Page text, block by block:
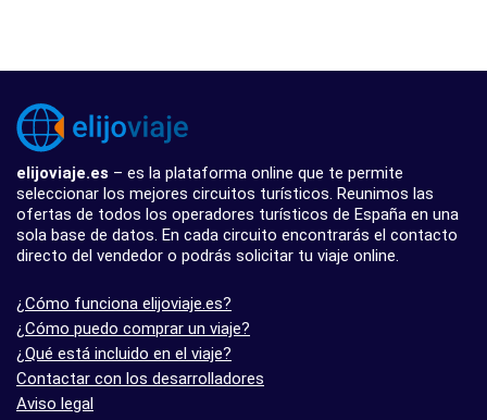
elijoviaje.es – es la plataforma online que te permite
seleccionar los mejores circuitos turísticos. Reunimos las
ofertas de todos los operadores turísticos de España en una
sola base de datos. En cada circuito encontrarás el contacto
directo del vendedor o podrás solicitar tu viaje online.
¿Cómo funciona elijoviaje.es?
¿Cómo puedo comprar un viaje?
¿Qué está incluido en el viaje?
Contactar con los desarrolladores
Aviso legal